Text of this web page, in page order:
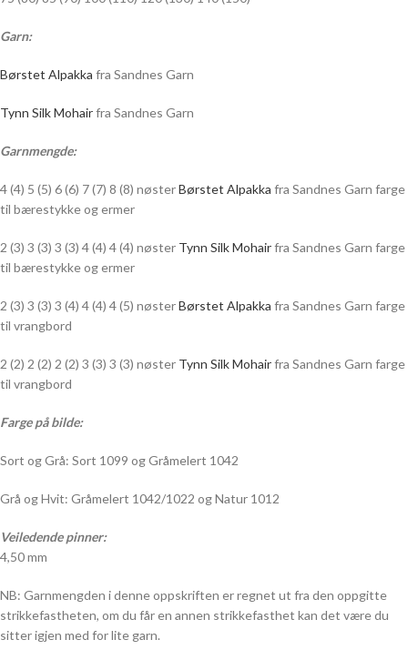
Garn:
Børstet Alpakka fra Sandnes Garn
Tynn Silk Mohairfra Sandnes Garn
Garnmengde:
4 (4) 5 (5) 6 (6) 7 (7) 8 (8) nøsterBørstet Alpakka fra Sandnes Garn farge
til bærestykke og ermer
2 (3) 3 (3) 3 (3) 4 (4) 4 (4) nøster Tynn Silk Mohairfra Sandnes Garn farge
til bærestykke og ermer
2 (3) 3 (3) 3 (4) 4 (4) 4 (5) nøsterBørstet Alpakka fra Sandnes Garn farge
til vrangbord
2 (2) 2 (2) 2 (2) 3 (3) 3 (3) nøster Tynn Silk Mohairfra Sandnes Garn farge
til vrangbord
Farge på bilde:
Sort og Grå: Sort 1099 og Gråmelert 1042
Grå og Hvit: Gråmelert 1042/1022 og Natur 1012
Veiledende pinner:
4,50 mm
NB: Garnmengden i denne oppskriften er regnet ut fra den oppgitte
strikkefastheten, om du får en annen strikkefasthet kan det være du
sitter igjen med for lite garn.